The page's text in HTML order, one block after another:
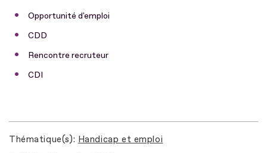
Opportunité d'emploi
CDD
Rencontre recruteur
CDI
Thématique(s) Handicap et emploi